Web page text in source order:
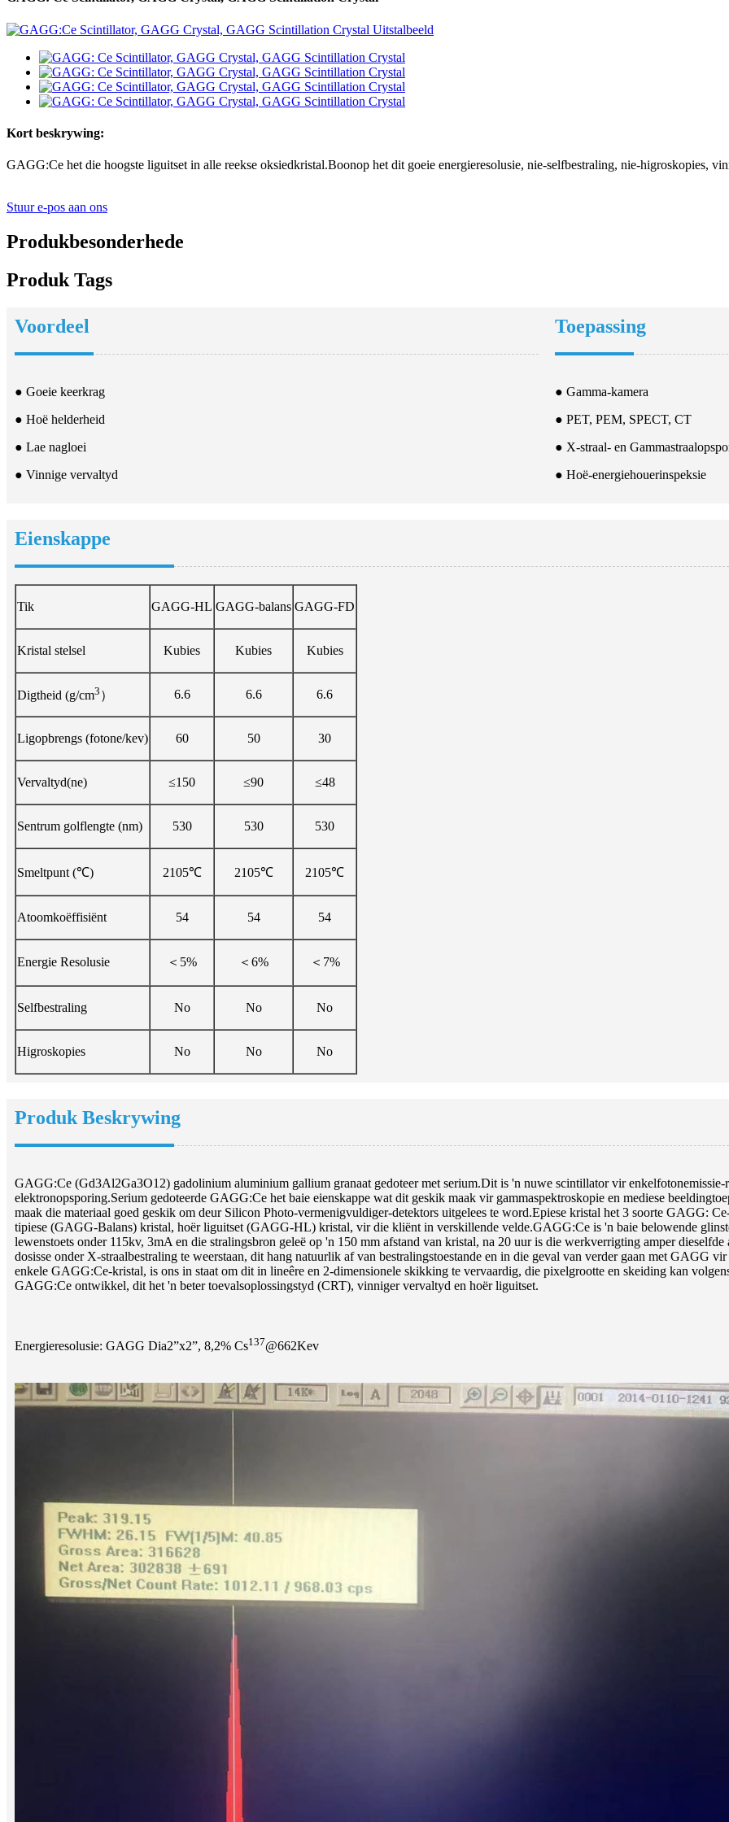
Kort beskrywing:
GAGG:Ce het die hoogste liguitset in alle reekse oksiedkristal.Boonop het dit goeie energieresolusie, nie-selfbestraling, nie-higroskopies,
Stuur e-pos aan ons
Produkbesonderhede
Produk Tags
Voordeel
● Goeie keerkrag
● Hoë helderheid
● Lae nagloei
● Vinnige vervaltyd
Toepassing
● Gamma-kamera
● PET, PEM, SPECT, CT
● X-straal- en
● Hoë-energiehouerinspeksie
Eienskappe
Tik GAGG-HL GAGG-balans GAGG-FD
Kristal stelsel Kubies Kubies Kubies
Digtheid (g/cm3 ） 6.6 6.6 6.6
Ligopbrengs (fotone/kev) 60 50 30
Vervaltyd(ne) ≤150 ≤90 ≤48
Sentrum golflengte (nm) 530 530 530
Smeltpunt (℃) 2105℃ 2105℃ 2105℃
Atoomkoëffisiënt 54 54 54
Energie Resolusie ＜5% ＜6% ＜7%
Selfbestraling No No No
Higroskopies No No No
Produk Beskrywing
GAGG:Ce (Gd3Al2Ga3O12) gadolinium aluminium gallium granaat gedoteer met serium.Dit is 'n nuwe scintillator vir enkelfotonemissie-
elektronopsporing.Serium gedoteerde GAGG:Ce het baie eienskappe wat dit geskik maak vir gammaspektroskopie en mediese
maak die materiaal goed geskik om deur Silicon Photo-vermenigvuldiger-detektors uitgelees te word.Epiese kristal het 3 soorte GAGG:
tipiese (GAGG-Balans) kristal, hoër liguitset (GAGG-HL) kristal, vir die kliënt in verskillende velde.GAGG:Ce is 'n baie belowende
lewenstoets onder 115kv, 3mA en die stralingsbron geleë op 'n 150 mm afstand van kristal, na 20 uur is die werkverrigting amper
dosisse onder X-straalbestraling te weerstaan, dit hang natuurlik af van bestralingstoestande en in die geval van verder gaan met GAGG
enkele GAGG:Ce-kristal, is ons in staat om dit in lineêre en 2-dimensionele skikking te vervaardig, die pixelgrootte en skeiding kan
GAGG:Ce ontwikkel, dit het 'n beter toevalsoplossingstyd (CRT), vinniger vervaltyd en hoër liguitset.
Energieresolusie: GAGG Dia2”x2”, 8,2% Cs137@662Kev